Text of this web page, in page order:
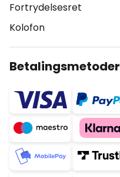
Fortrydelsesret
Kolofon
Betalingsmetoder